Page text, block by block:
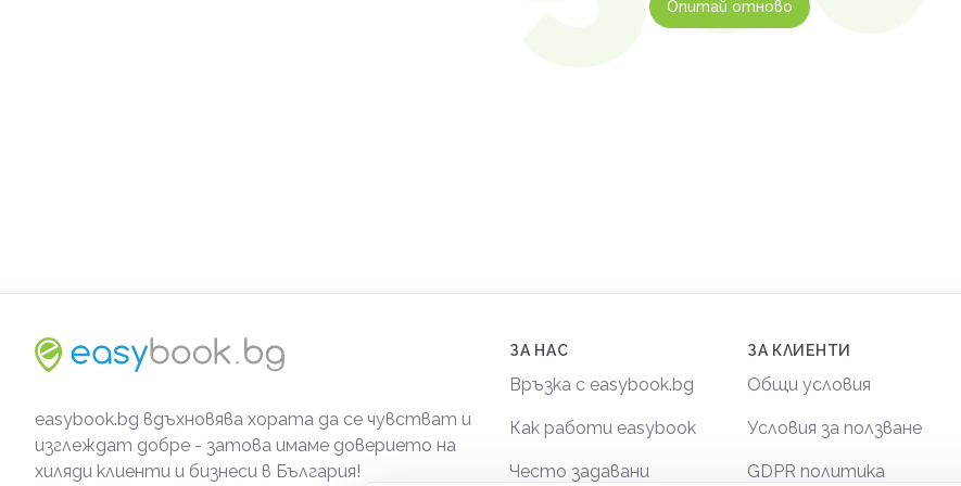
Опитай отново
easybook.bg вдъхновява хората да се чувстват и
изглеждат добре - затова имаме доверието на
хиляди клиенти и бизнеси в България!
ЗА НАС
Връзка с easybook.bg
Как работи easybook
Често задавани
ЗА КЛИЕНТИ
Общи условия
Условия за ползване
GDPR политика